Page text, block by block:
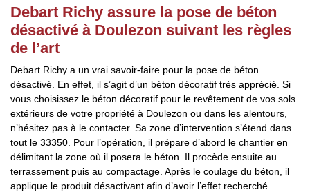
Debart Richy assure la pose de béton
désactivé à Doulezon suivant les règles
de l’art
Debart Richy a un vrai savoir-faire pour la pose de béton
désactivé. En effet, il s’agit d’un béton décoratif très apprécié. Si
vous choisissez le béton décoratif pour le revêtement de vos sols
extérieurs de votre propriété à Doulezon ou dans les alentours,
n’hésitez pas à le contacter. Sa zone d’intervention s’étend dans
tout le 33350. Pour l’opération, il prépare d’abord le chantier en
délimitant la zone où il posera le béton. Il procède ensuite au
terrassement puis au compactage. Après le coulage du béton, il
applique le produit désactivant afin d’avoir l’effet recherché.